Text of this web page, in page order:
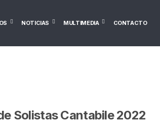
NOTICIAS MULTIMEDIA CONTACTO
Solistas Cantabile 2022